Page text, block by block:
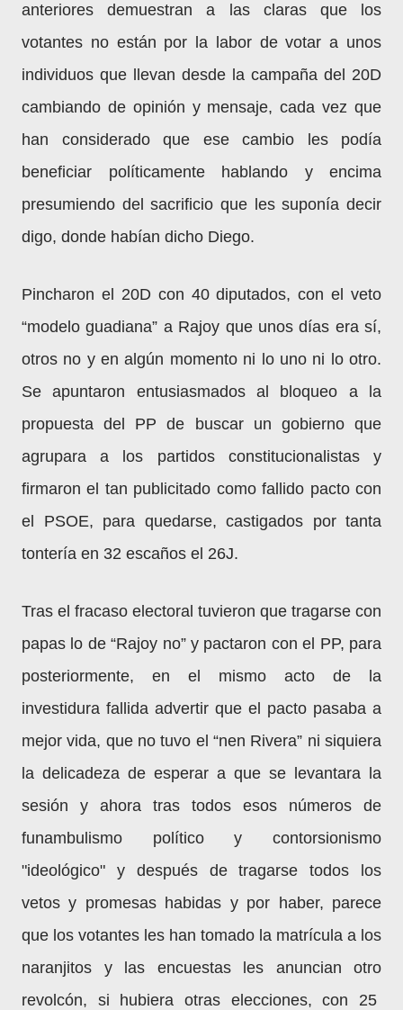
anteriores demuestran a las claras que los
votantes no están por la labor de votar a unos
individuos que llevan desde la campaña del 20D
cambiando de opinión y mensaje, cada vez que
han considerado que ese cambio les podía
beneficiar políticamente hablando y encima
presumiendo del sacrificio que les suponía decir
digo, donde habían dicho Diego.
Pincharon el 20D con 40 diputados, con el veto
“modelo guadiana” a Rajoy que unos días era sí,
otros no y en algún momento ni lo uno ni lo otro.
Se apuntaron entusiasmados al bloqueo a la
propuesta del PP de buscar un gobierno que
agrupara a los partidos constitucionalistas y
firmaron el tan publicitado como fallido pacto con
el PSOE, para quedarse, castigados por tanta
tontería en 32 escaños el 26J.
Tras el fracaso electoral tuvieron que tragarse con
papas lo de “Rajoy no” y pactaron con el PP, para
posteriormente, en el mismo acto de la
investidura fallida advertir que el pacto pasaba a
mejor vida, que no tuvo el “nen Rivera” ni siquiera
la delicadeza de esperar a que se levantara la
sesión y ahora tras todos esos números de
funambulismo político y contorsionismo
"ideológico" y después de tragarse todos los
vetos y promesas habidas y por haber, parece
que los votantes les han tomado la matrícula a los
naranjitos y las encuestas les anuncian otro
revolcón, si hubiera otras elecciones, con 25